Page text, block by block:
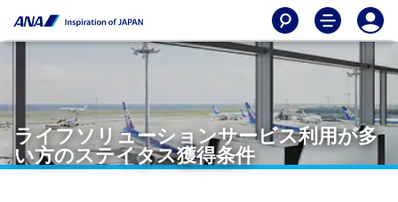
ライフソリューションサービス利用が多
い方のステイタス獲得条件